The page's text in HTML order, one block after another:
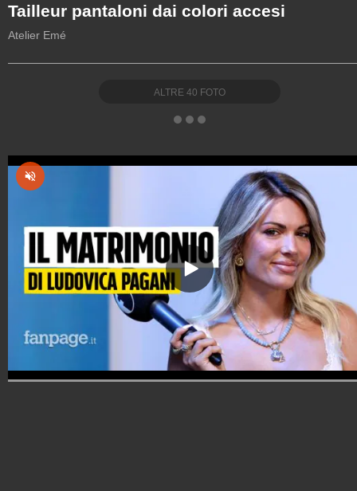
Tailleur pantaloni dai colori accesi
Atelier Emé
ALTRE 40 FOTO